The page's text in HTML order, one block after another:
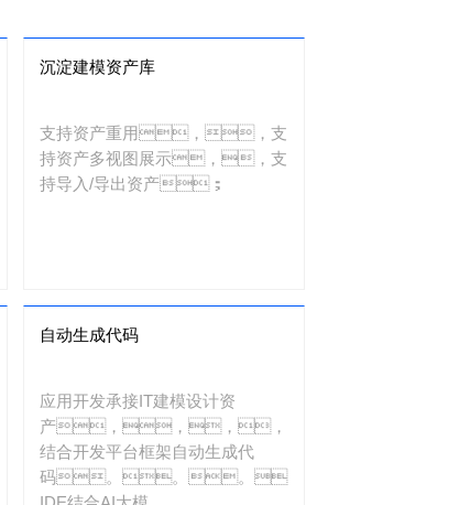
沉淀建模资产库
支持资产重用，，支
持资产多视图展示，，支
持导入/导出资产；
自动生成代码
应用开发承接IT建模设计资
产，，，，
结合开发平台框架自动生成代
码。。。。